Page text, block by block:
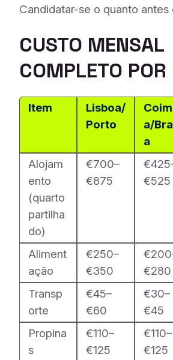
Candidatar-se o quanto antes
CUSTO MENSAL
COMPLETO
Item
Lisboa/
Porto
a/
a
Alojam
ento
(quarto
partilha
do)
€700–
€875
€525
Aliment
ação
€250–
€350
€280
Transp
orte
€45–
€60
€30–
€45
Propina
s
€110–
€125
€110–
€125